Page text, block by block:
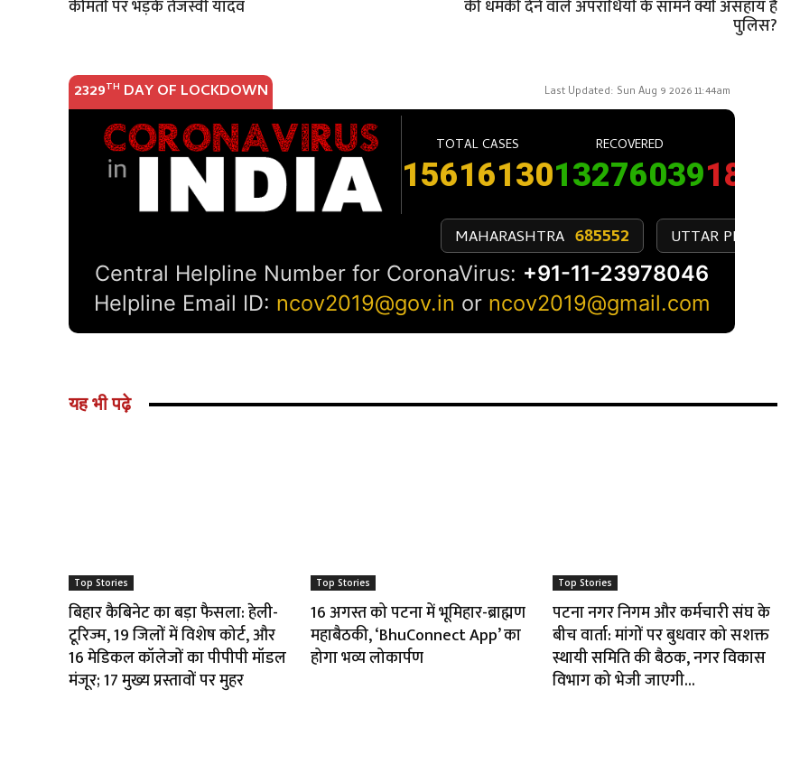
कीमतों पर भड़के तेजस्वी यादव की धमकी देने वाले अपराधियों के सामने क्यों असहाय है
पुलिस?
यह भी पढ़े
Top Stories
बिहार कैबिनेट का बड़ा फैसला: हेली-
टूरिज्म, 19 जिलों में विशेष कोर्ट, और
16 मेडिकल कॉलेजों का पीपीपी मॉडल
मंजूर; 17 मुख्य प्रस्तावों पर मुहर
Top Stories
16 अगस्त को पटना में भूमिहार-ब्राह्मण
महाबैठकी, ‘BhuConnect App’ का
होगा भव्य लोकार्पण
Top Stories
पटना नगर निगम और कर्मचारी संघ के
बीच वार्ता: मांगों पर बुधवार को सशक्त
स्थायी समिति की बैठक, नगर विकास
विभाग को भेजी जाएगी...